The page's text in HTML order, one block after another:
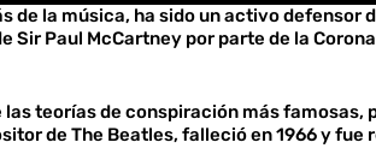
de la música, ha sido un activo defensor
Sir Paul McCartney por parte de la
las teorías de conspiración más
de The Beatles, falleció en 1966 y